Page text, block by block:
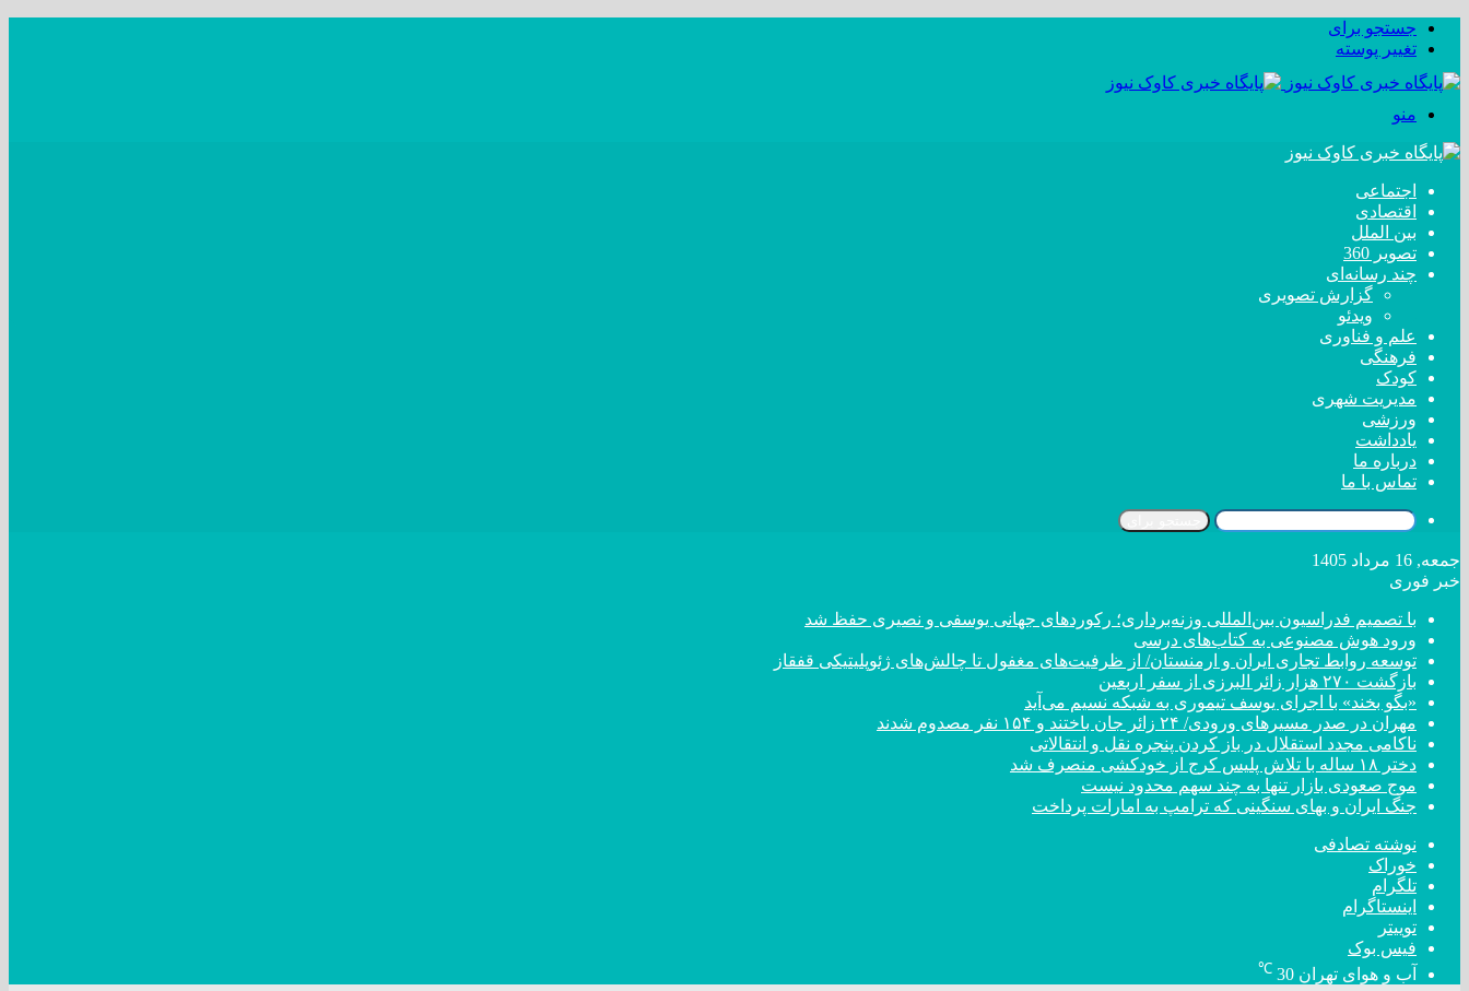
جستجو برای
تغییر پوسته
منو
اجتماعی
اقتصادی
بین الملل
تصویر 360
چند رسانه‌ای
گزارش تصویری
ویدئو
علم و فناوری
فرهنگی
کودک
مدیریت شهری
ورزشی
یادداشت
درباره ما
تماس با ما
جمعه, 16 مرداد 1405
خبر فوری
با تصمیم فدراسیون بین‌المللی وزنه‌برداری؛ رکورد‌های جهانی یوسفی و نصیری حفظ شد
ورود هوش مصنوعی به کتاب‌های درسی
توسعه روابط تجاری ایران و ارمنستان/ از ظرفیت‌های مغفول تا چالش‌های ژئوپلیتیکی قفقاز
بازگشت ۲۷۰ هزار زائر البرزی از سفر اربعین
«بگو بخند» با اجرای یوسف تیموری به شبکه نسیم می‌آید
مهران در صدر مسیر‌های ورودی/ ۲۴ زائر جان باختند و ۱۵۴ نفر مصدوم شدند
ناکامی مجدد استقلال در باز کردن پنجره نقل و انتقالاتی
دختر ‌۱۸‌ ‌ساله‌ با تلاش پلیس کرج از خودکشی منصرف شد
موج صعودی بازار تنها به چند سهم محدود نیست
جنگ ایران و بهای سنگینی که ترامپ به امارات پرداخت
نوشته تصادفی
خوراک
تلگرام
اینستاگرام
توییتر
فیس بوک
آب و هوای تهران 30
℃